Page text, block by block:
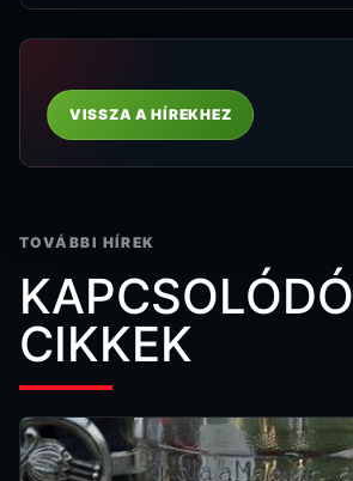
VISSZA A HÍREKHEZ
TOVÁBBI HÍREK
KAPCSOLÓDÓ
CIKKEK